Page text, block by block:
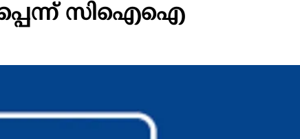
സിഐഐ